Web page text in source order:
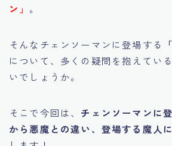
ン」 。
そんなチェンソーマンに登場する
について、多くの疑問を抱えてい
いでしょうか。
そこで今回は、 チェンソーマンに
から悪魔との違い、登場する魔人